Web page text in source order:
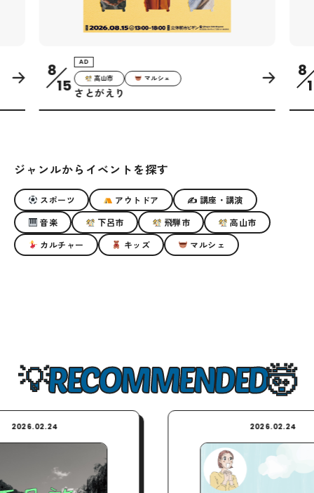
8
15
AD
高山市 マルシェ
さとがえり
8
ジャンルからイベントを探す
スポーツ アウトドア
✍ 講座・講演
音楽
下呂市 飛騨市
高山市
カルチャー
キッズ マルシェ
RECOMMENDED